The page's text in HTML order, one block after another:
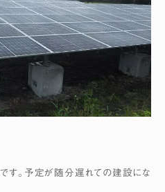
。予定が随分遅れての建設にな